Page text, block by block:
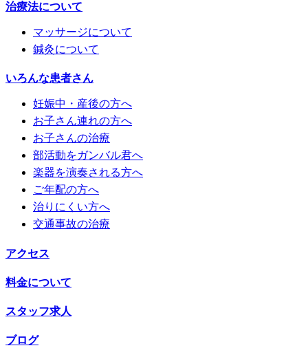
治療法について
マッサージについて
鍼灸について
いろんな患者さん
妊娠中・産後の方へ
お子さん連れの方へ
お子さんの治療
部活動をガンバル君へ
楽器を演奏される方へ
ご年配の方へ
治りにくい方へ
交通事故の治療
アクセス
料金について
スタッフ求人
ブログ